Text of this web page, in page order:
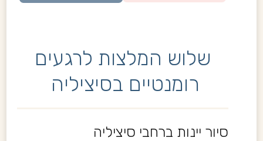
שלוש המלצות לרגעים
רומנטיים בסיציליה
סיור יינות ברחבי סיציליה